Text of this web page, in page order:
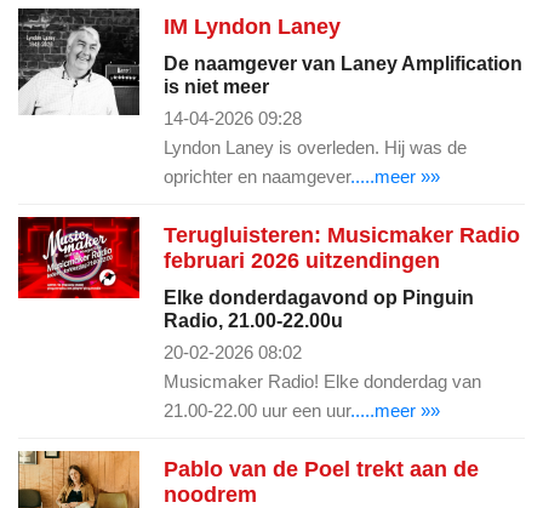
IM Lyndon Laney
De naamgever van Laney Amplification
is niet meer
14-04-2026 09:28
Lyndon Laney is overleden. Hij was de
oprichter en naamgever.....meer »»
Terugluisteren: Musicmaker Radio
februari 2026 uitzendingen
Elke donderdagavond op Pinguin
Radio, 21.00-22.00u
20-02-2026 08:02
Musicmaker Radio! Elke donderdag van
21.00-22.00 uur een uur.....meer »»
Pablo van de Poel trekt aan de
noodrem